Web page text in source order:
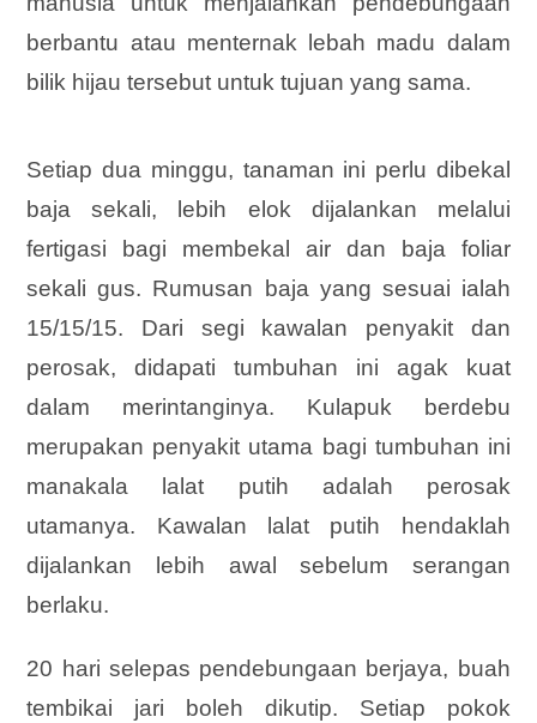
berbantu atau menternak lebah madu dalam
bilik hijau tersebut untuk tujuan yang sama.
Setiap dua minggu, tanaman ini perlu dibekal
baja sekali, lebih elok dijalankan melalui
fertigasi bagi membekal air dan baja foliar
sekali gus. Rumusan baja yang sesuai ialah
15/15/15. Dari segi kawalan penyakit dan
perosak, didapati tumbuhan ini agak kuat
dalam merintanginya. Kulapuk berdebu
merupakan penyakit utama bagi tumbuhan ini
manakala lalat putih adalah perosak
utamanya. Kawalan lalat putih hendaklah
dijalankan lebih awal sebelum serangan
berlaku.
20 hari selepas pendebungaan berjaya, buah
tembikai jari boleh dikutip. Setiap pokok